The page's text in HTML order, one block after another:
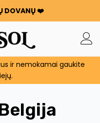
DOVANŲ ❤️
0,30 €/g 🍉 !
✨
100 €, GAUNATE 100 G
DOVANŲ ❤️
0,30 €/g 🍉 !
✨
DOVANŲ ❤️
ir nemokamai gaukite